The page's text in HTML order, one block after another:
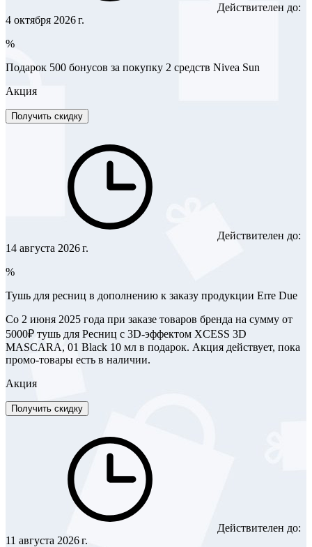
Действителен до:
4 октября 2026 г.
%
Подарок 500 бонусов за покупку 2 средств Nivea Sun
Акция
Получить скидку
Действителен до:
14 августа 2026 г.
%
Тушь для ресниц в дополнению к заказу продукции Erre Due
Со 2 июня 2025 года при заказе товаров бренда на сумму от
5000₽ тушь для Ресниц с 3D-эффектом XCESS 3D
MASCARA, 01 Black 10 мл в подарок. Акция действует, пока
промо-товары есть в наличии.
Акция
Получить скидку
Действителен до:
11 августа 2026 г.